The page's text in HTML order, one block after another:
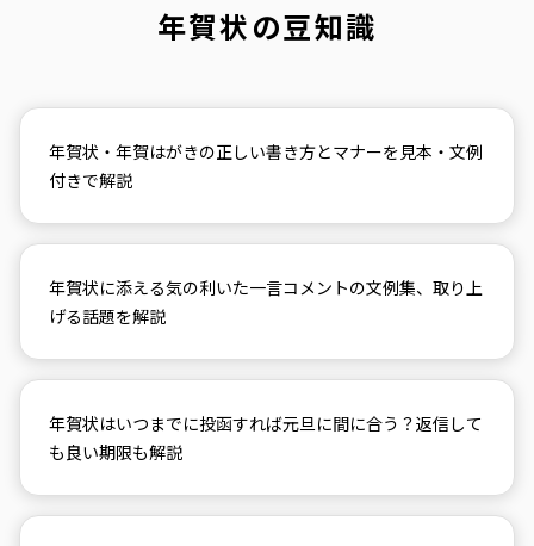
年賀状の豆知識
年賀状・年賀はがきの正しい書き方とマナーを見本・文例
付きで解説
年賀状に添える気の利いた一言コメントの文例集、取り上
げる話題を解説
年賀状はいつまでに投函すれば元旦に間に合う？返信して
も良い期限も解説